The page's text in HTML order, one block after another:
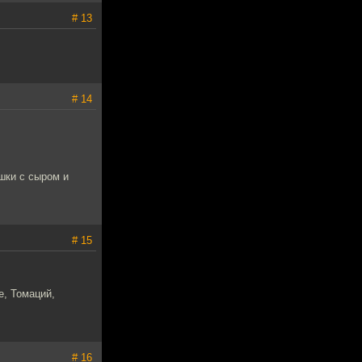
# 13
# 14
с сыром и
# 15
Томаций,
# 16